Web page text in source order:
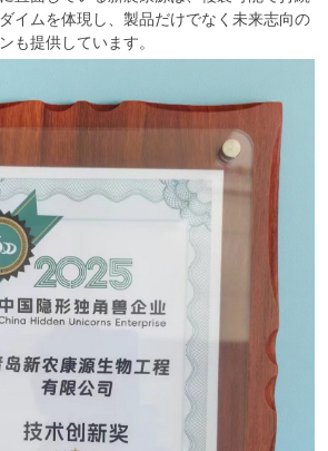
イムを体現し、製品だけでなく未来志向の
も提供しています。